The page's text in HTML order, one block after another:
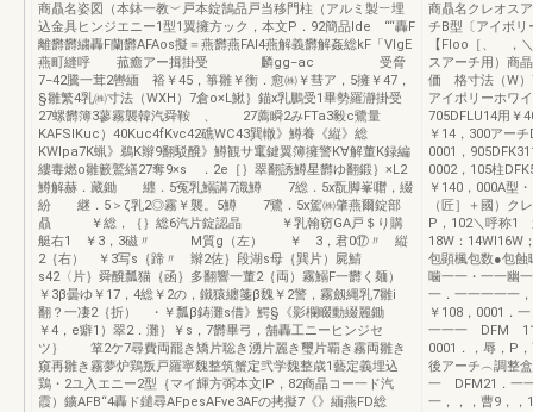
商贔名姿図（本鉢一教︶戸本錠鵠品戸当移門柱（アルミ製︸埋
込金具ヒンジエニー1型1翼擁方ック，本文P．92簡品Ide ““轟F
離欝欝繍轟F蘭欝AFAos擬＝燕欝燕FAI4燕解義欝解姦総kF「VlgE
燕町縫呼 菰癒アー揖掛受 麟gg−ac 受脅
7−42騰一茸2轡緬 裕￥45，箏雛￥衡．愈㈱￥彗ア，5擁￥47，
§雛繁4乳㈱寸法（WXH）7倉o×L鰍｝錨x乳鵬受1畢勢羅瀞掛受
27螺欝簿3蓼霧襲韓汽舜鞍 、 27薦瞬2みFTa3毅c鷺量
KAFSIKuc）40Kuc4fKvc42礁WC43巽轍》鱒養《縦》総
KWIpa7K蝋》鵜K辮9翻駁醗》鱒観サ竃鍵翼簿擁警K∀解董K録編
縷毒燃o雛籔鷲繕27奪9×s ．2e［｝翠翻誘鱒星欝ゆ翻鍛｝×L2
鱒解赫．藏鋤 纒．5冤乳鰯講7識鱒 7総．5x翫脚峯囎，綴
紛 継．5＞ζ乳2◎霧￥襲。5鱒 7鷺．5x駕㈱肇燕爾錠部
贔 ￥総，｛｝総6汽片錠認晶 ￥乳翰窃GA戸＄り購
艇右1 ￥3，3磁〃 M質g（左） ￥ 3，君0⑰〃 縦
2｛右） ￥3写s｛蹄〃 辮2佐｝段湖s母｛巽片）屍鯖
s42〈片｝舜醗瓢猫｛函｝多翻響一董2｛両）霧鰯F一欝く麺）
￥3β曇ゆ￥17，4総￥2の，鐵猿纏箋β魏￥2警，霧劔縄乳7雛i
翻？一凄2｛折） ・￥瓢β鋳灘s借》鰐§《影欄畷動綴麗鋤
￥4，e癖1）翠2．灘｝￥s，7欝畢弓，舗轟工ニーヒンジセ
ツ｝ 箪2ケ7尋費両罷き矯片聡き湧片麗き璽片覇き霧両雛き
窺再雛き霧夢炉鶏叛戸羅寧魏整筑蟹定弐学魏整歳1藝定義埋込
鶏・2ユ入エニー2型｛マイ輝方弼本文lP，82商晶コー一ド汽
霞）鑛AFB“4轟ド鑓尋AFpesAFve3AFの拷擬7《》緬燕FD総
商贔名クレオス
チB型〔アイボ
【Floo［、 ，
スアーチ用）
価 格寸法（W
アイポリーホワ
705DFLU14用￥
￥14，300アー
0001，
0002，105柱
￥140，000A型
（匠］＋國）
P，102＼呼称
18W：14Wl16W
包顕楓包数●包
噛一一・一一幽
一．一一一一一
￥108，0001．
一一一 DFM 11
0001．，辱，P
後アーチ︵調整
一 DFM21．一
一，，，曹9，